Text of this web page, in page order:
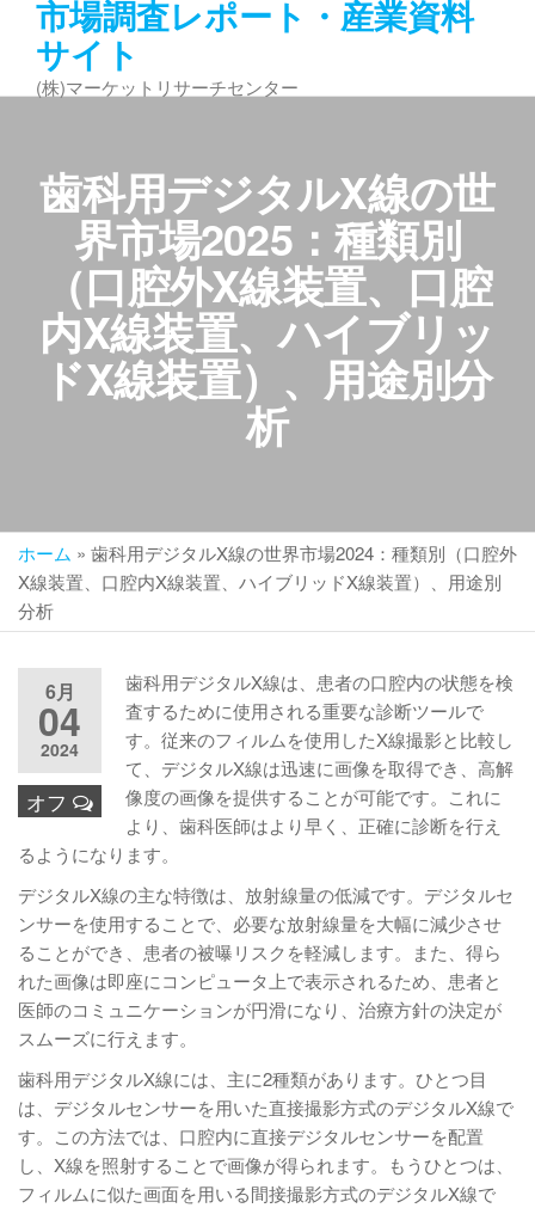
ン
市場調査レポート・産業資料
サイト
(株)マーケットリサーチセンター
歯科用デジタルX線の世
界市場2025：種類別
（口腔外X線装置、口腔
内X線装置、ハイブリッ
ドX線装置）、用途別分
析
ホーム » 歯科用デジタルX線の世界市場2024：種類別（口腔外
X線装置、口腔内X線装置、ハイブリッドX線装置）、用途別
分析
6月
04
2024
オフ
歯科用デジタルX線は、患者の口腔内の状態を検
査するために使用される重要な診断ツールで
す。従来のフィルムを使用したX線撮影と比較し
て、デジタルX線は迅速に画像を取得でき、高解
像度の画像を提供することが可能です。これに
より、歯科医師はより早く、正確に診断を行え
るようになります。
デジタルX線の主な特徴は、放射線量の低減です。デジタルセ
ンサーを使用することで、必要な放射線量を大幅に減少させ
ることができ、患者の被曝リスクを軽減します。また、得ら
れた画像は即座にコンピュータ上で表示されるため、患者と
医師のコミュニケーションが円滑になり、治療方針の決定が
スムーズに行えます。
歯科用デジタルX線には、主に2種類があります。ひとつ目
は、デジタルセンサーを用いた直接撮影方式のデジタルX線で
す。この方法では、口腔内に直接デジタルセンサーを配置
し、X線を照射することで画像が得られます。もうひとつは、
フィルムに似た画面を用いる間接撮影方式のデジタルX線で